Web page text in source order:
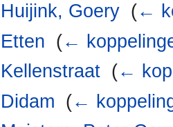
Huijink, Goery (←
Etten (←
Kellenstraat (←
Didam (←